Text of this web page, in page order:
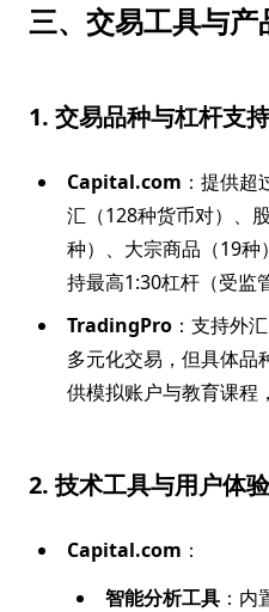
三、交易工具与产
1. 交易品种与杠杆支持
Capital.com ：提供
汇（128种货币对）、
种）、大宗商品（19
持最高1:30杠杆（受监
TradingPro ：支持外
多元化交易，但具体品
供模拟账户与教育课程
2. 技术工具与用户体验
Capital.com ：
智能分析工具 ：